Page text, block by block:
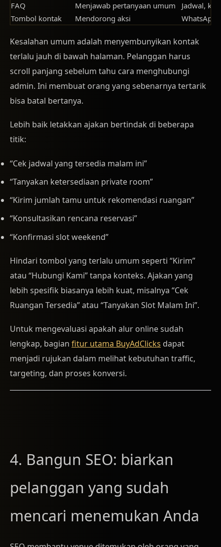
FAQ
Menjawab pertanyaan umum
Jadwal,
Tombol kontak
Mendorong aksi
Kesalahan umum adalah menyembunyikan kontak
terlalu jauh di bawah halaman. Pelanggan harus
scroll panjang sebelum tahu cara menghubungi
admin. Ini membuat orang yang sebenarnya tertarik
bisa batal bertanya.
Lebih baik letakkan ajakan bertindak di beberapa
titik:
“Cek jadwal yang tersedia malam ini”
“Tanyakan ketersediaan private room”
“Kirim jumlah tamu untuk rekomendasi ruangan”
“Konsultasikan rencana reservasi”
“Konfirmasi slot weekend”
Hindari tombol yang terlalu umum seperti “Kirim”
atau “Hubungi Kami” tanpa konteks. Ajakan yang
lebih spesifik biasanya lebih kuat, misalnya “Cek
Ruangan Tersedia” atau “Tanyakan Slot Malam Ini”.
Untuk mengevaluasi apakah alur online sudah
lengkap, bagian fitur utama BuyAdClicks dapat
menjadi rujukan dalam melihat kebutuhan traffic,
targeting, dan proses konversi.
4. Bangun SEO: biarkan
pelanggan yang sudah
mencari menemukan Anda